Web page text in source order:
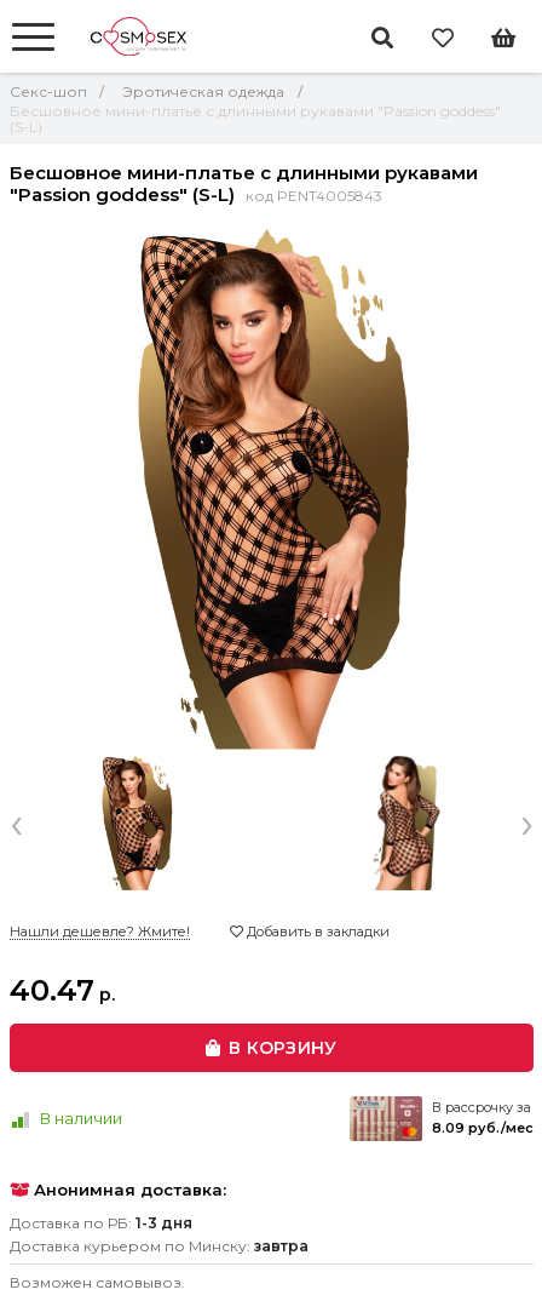
Секс-шоп
Эротическая одежда
Бесшовное мини-платье с длинными рукавами "Passion goddess"
(S-L)
Бесшовное мини-платье с длинными рукавами
"Passion goddess" (S-L)
код PENT4005843
‹ ›
Нашли дешевле? Жмите! Добавить в закладки
40.47 р.
В КОРЗИНУ
В наличии
В рассрочку за
8.09 руб./мес
Анонимная доставка:
Доставка по РБ: 1-3 дня
Доставка курьером по Минску: завтра
Возможен самовывоз.